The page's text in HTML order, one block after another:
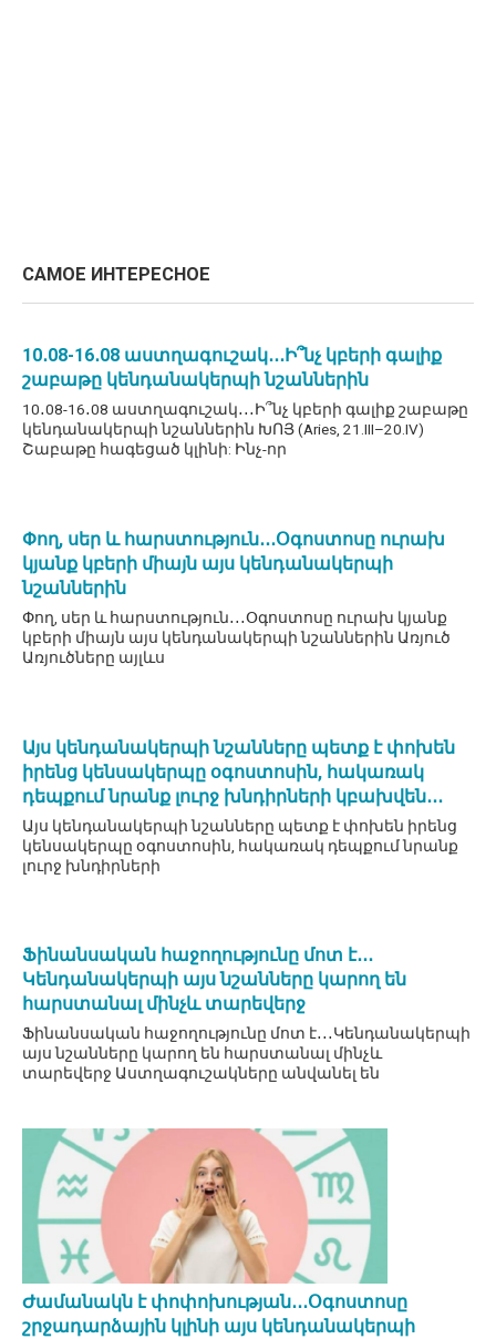
САМОЕ ИНТЕРЕСНОЕ
10․08-16․08 աստղագուշակ․․․Ի՞նչ կբերի գալիք
շաբաթը կենդանակերպի նշաններին
10․08-16․08 աստղագուշակ․․․Ի՞նչ կբերի գալիք շաբաթը
կենդանակերպի նշաններին ԽՈՅ (Aries, 21.III–20.IV)
Շաբաթը հագեցած կլինի: Ինչ-որ
Փող, սեր և հարստություն․․․Օգոստոսը ուրախ
կյանք կբերի միայն այս կենդանակերպի
նշաններին
Փող, սեր և հարստություն․․․Օգոստոսը ուրախ կյանք
կբերի միայն այս կենդանակերպի նշաններին Առյուծ
Առյուծները այլևս
Այս կենդանակերպի նշանները պետք է փոխեն
իրենց կենսակերպը օգոստոսին, հակառակ
դեպքում նրանք լուրջ խնդիրների կբախվեն․․․
Այս կենդանակերպի նշանները պետք է փոխեն իրենց
կենսակերպը օգոստոսին, հակառակ դեպքում նրանք
լուրջ խնդիրների
Ֆինանսական հաջողությունը մոտ է․․․
Կենդանակերպի այս նշանները կարող են
հարստանալ մինչև տարեվերջ
Ֆինանսական հաջողությունը մոտ է․․․Կենդանակերպի
այս նշանները կարող են հարստանալ մինչև
տարեվերջ Աստղագուշակները անվանել են
Ժամանակն է փոփոխության․․․Օգոստոսը
շրջադարձային կլինի այս կենդանակերպի